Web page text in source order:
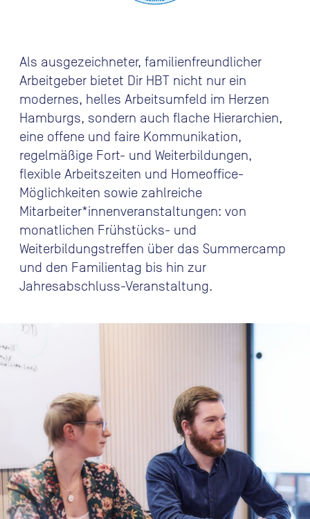
Als ausgezeichneter, familienfreundlicher
Arbeitgeber bietet Dir HBT nicht nur ein
modernes, helles Arbeitsumfeld im Herzen
Hamburgs, sondern auch flache Hierarchien,
eine offene und faire Kommunikation,
regelmäßige Fort- und Weiterbildungen,
flexible Arbeitszeiten und Homeoffice-
Möglichkeiten sowie zahlreiche
Mitarbeiter*innenveranstaltungen: von
monatlichen Frühstücks- und
Weiterbildungstreffen über das Summercamp
und den Familientag bis hin zur
Jahresabschluss-Veranstaltung.